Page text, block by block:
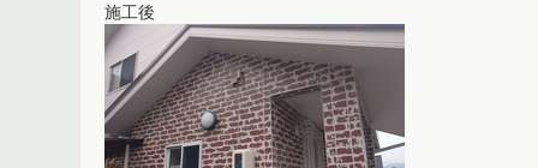
施工後